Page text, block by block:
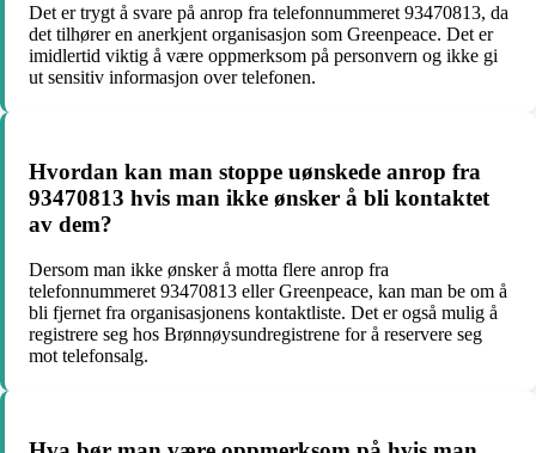
Det er trygt å svare på anrop fra telefonnummeret 93470813, da
det tilhører en anerkjent organisasjon som Greenpeace. Det er
imidlertid viktig å være oppmerksom på personvern og ikke gi
ut sensitiv informasjon over telefonen.
Hvordan kan man stoppe uønskede anrop fra
93470813 hvis man ikke ønsker å bli kontaktet
av dem?
Dersom man ikke ønsker å motta flere anrop fra
telefonnummeret 93470813 eller Greenpeace, kan man be om å
bli fjernet fra organisasjonens kontaktliste. Det er også mulig å
registrere seg hos Brønnøysundregistrene for å reservere seg
mot telefonsalg.